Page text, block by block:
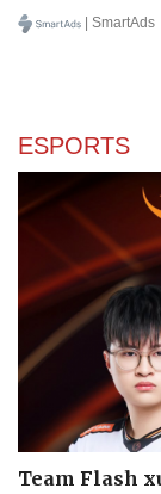
| SmartAds
ESPORTS
Team Flash